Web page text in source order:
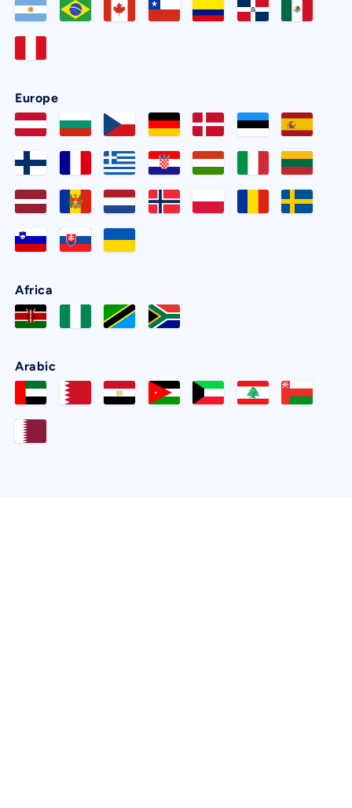
Europe
Africa
Arabic